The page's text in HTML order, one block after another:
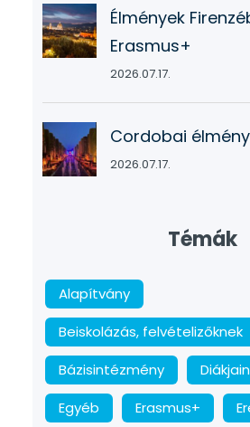
Élmények
Erasmus+
2026.07.17.
Cordobai
2026.07.17.
Témák
Alapítvány
Beiskolázás, felvételizőknek
Bázisintézmény
Egyéb
Erasmus+